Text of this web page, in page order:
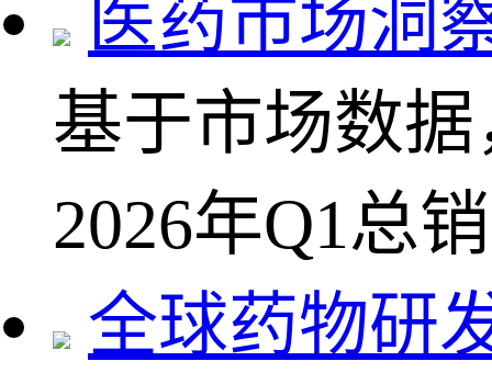
医药市场洞
基于市场数
2026年Q1总
全球药物研